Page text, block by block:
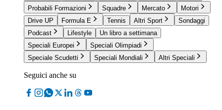
Probabili Formazioni
Squadre Mercato
Motori
Drive UP
Formula E Tennis Altri Sport
Sondaggi
Podcast
Lifestyle
Un libro a settimana
Speciali Europei
Speciali Olimpiadi
Speciale Scudetti
Speciali Mondiali Altri Speciali
Seguici anche su